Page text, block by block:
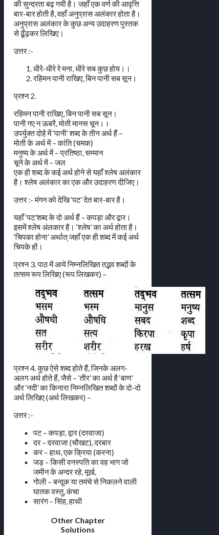
की सुन्दरता बढ़ गयी है। जहाँ एक वर्ण की आवृत्ति
बार-बार होती है, वहाँ अनुप्रास अलंकार होता है।
अनुप्रास अलंकार के कुछ अन्य उदाहरण पुस्तक
से ढूँढ़कर लिखिए।
उत्तर :-
धीरे-धीरे रे मना, धीरे सब कुछ होय।।
रहिमन पानी राखिए, बिन पानी सब सून।
प्रश्न 2.
रहिमन पानी राखिए, बिन पानी सब सून।
पानी गए न ऊबरै, मोती मानस चून।।
उपर्युक्त दोहे में ‘पानी’ शब्द के तीन अर्थ हैं –
मोती के अर्थ में – कांति (चमक)
मनुष्य के अर्थ में – प्रतिष्ठा, सम्मान
चूने के अर्थ में – जल
एक ही शब्द के कई अर्थ होने से यहाँ श्लेष अलंकार
है। श्लेष अलंकार का एक और उदाहरण दीजिए।
उत्तर :- मंगन को देखि ‘पट’ देत बार-बार है।
यहाँ ‘पट’शब्द के दो अर्थ हैं – कपड़ा और द्वार।
इसमें श्लेष अंलकार है। ‘श्लेष’ का अर्थ होता है।
‘चिपका होना’ अर्थात् जहाँ एक ही शब्द में कई अर्थ
चिपके हों।
प्रश्न 3. पाठ में आये निम्नलिखित तद्भव शब्दों के
तत्सम रूप लिखिए (रूप लिखकर) –
प्रश्न 4. कुछ ऐसे शब्द होते हैं, जिनके अलग-
अलग अर्थ होते हैं, जैसे – ‘तीर’ का अर्थ है ‘बाण’
और ‘नदी’ का किनारा निम्नलिखित शब्दों के दो-दो
अर्थ लिखिए (अर्थ लिखकर) –
उत्तर :-
पट – कपड़ा, द्वार (दरवाजा)
दर – दरवाजा (चौखट), दरबार
कर – हाथ, एक क्रिया (करना)
जड़ – किसी वनस्पति का वह भाग जो
जमीन के अन्दर रहे, मूर्ख,
गोली – बन्दूक या तमंचे से निकलने वाली
घातक वस्तु, कंचा
सारंग – सिंह, हाथी
Other Chapter
Solutions